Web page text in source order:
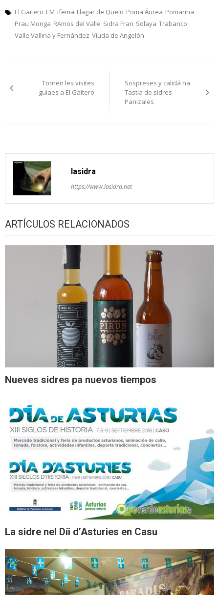
El Gaitero EM ifema Llagar de Quelo Poma Áurea Pomarina
Prau Monga RAmos del Valle Sidra Fran Solaya Trabanco
Valle Vallina y Fernández Viuda de Angelón
pelosTornen les visites
guiaes a El Gaitero
Sospreses y calidá na
Tastia de sidres
Panizales
lasidra
https://www.lasidra.net
ARTÍCULOS RELACIONADOS
Nueves sidres pa nuevos tiempos
La sidre nel Díi d’Asturies en Casu